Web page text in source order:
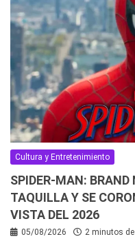
Cultura y Entretenimiento
SPIDER-MAN: BRAND
TAQUILLA Y SE
VISTA DEL 2026
05/08/2026 2 minutos